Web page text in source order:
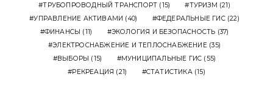
ТРУБОПРОВОДНЫЙ ТРАНСПОРТ (15) ТУРИЗМ (21)
УПРАВЛЕНИЕ АКТИВАМИ (40) ФЕДЕРАЛЬНЫЕ ГИС(22)
ФИНАНСЫ (11) ЭКОЛОГИЯ И БЕЗОПАСНОСТЬ (37)
ЭЛЕКТРОСНАБЖЕНИЕ И ТЕПЛОСНАБЖЕНИЕ(35)
ВЫБОРЫ (15) МУНИЦИПАЛЬНЫЕ ГИС (55)
РЕКРЕАЦИЯ (21) СТАТИСТИКА (15)